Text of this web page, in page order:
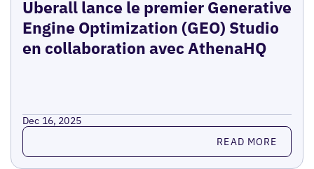
Uberall lance le premier Generative
Engine Optimization (GEO) Studio
en collaboration avec AthenaHQ
Dec 16, 2025
Read more READ MORE